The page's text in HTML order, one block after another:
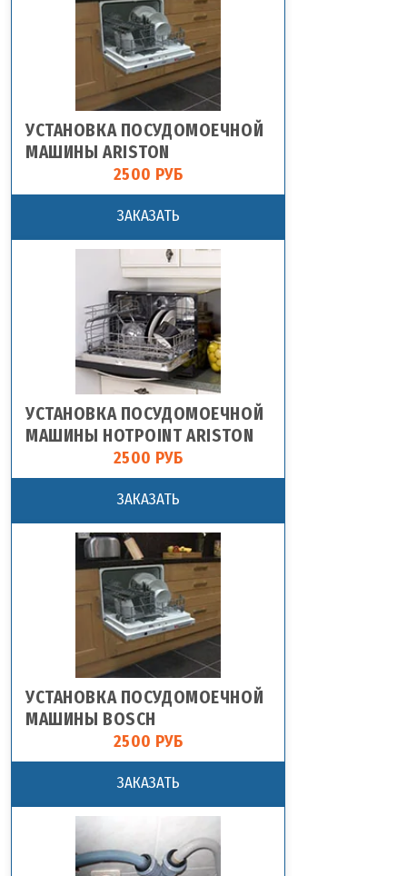
УСТАНОВКА ПОСУДОМОЕЧНОЙ
МАШИНЫ ARISTON
2500 РУБ
ЗАКАЗАТЬ
УСТАНОВКА ПОСУДОМОЕЧНОЙ
МАШИНЫ HOTPOINT ARISTON
2500 РУБ
ЗАКАЗАТЬ
УСТАНОВКА ПОСУДОМОЕЧНОЙ
МАШИНЫ BOSCH
2500 РУБ
ЗАКАЗАТЬ